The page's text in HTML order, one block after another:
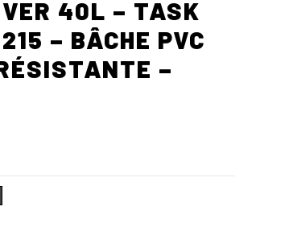
40L – TASK
– BÂCHE PVC
–